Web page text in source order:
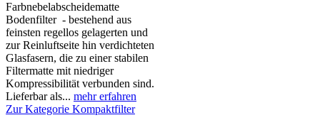
Farbnebelabscheidematte
Bodenfilter - bestehend aus
feinsten regellos gelagerten und
zur Reinluftseite hin verdichteten
Glasfasern, die zu einer stabilen
Filtermatte mit niedriger
Kompressibilität verbunden sind.
Lieferbar als... mehr erfahren
Zur Kategorie Kompaktfilter